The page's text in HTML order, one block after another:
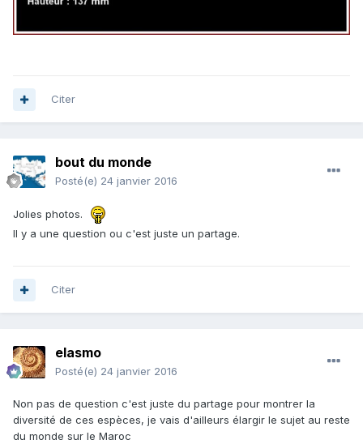
Citer
bout du monde
Posté(e) 24 janvier 2016
Jolies photos.
Il y a une question ou c'est juste un partage.
Citer
elasmo
Posté(e) 24 janvier 2016
Non pas de question c'est juste du partage pour montrer la
diversité de ces espèces, je vais d'ailleurs élargir le sujet au reste
du monde sur le Maroc